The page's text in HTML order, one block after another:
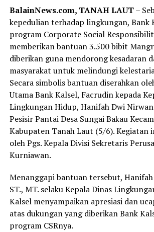
BalainNews.com, TANAH LAUT–
kepedulian terhadap lingkungan, Bank
program Corporate Social
memberikan bantuan 3.500 bibit
diberikan guna mendorong kesadaran
masyarakat untuk melindungi
Secara simbolis bantuan diserahkan
Utama Bank Kalsel, Facrudin kepada
Lingkungan Hidup, Hanifah Dwi
Pesisir Pantai Desa Sungai Bakau
Kabupaten Tanah Laut (5/6).
oleh Pgs. Kepala Divisi Sekretaris
Kurniawan.
Menanggapi bantuan tersebut,
ST., MT. selaku Kepala Dinas
Kalsel menyampaikan apresiasi dan
atas dukungan yang diberikan Bank
program CSRnya.